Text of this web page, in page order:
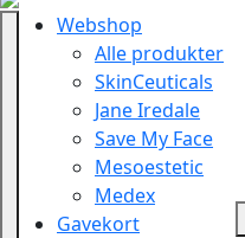
Webshop
Alle produkter
SkinCeuticals
Jane Iredale
Save My Face
Mesoestetic
Medex
Gavekort